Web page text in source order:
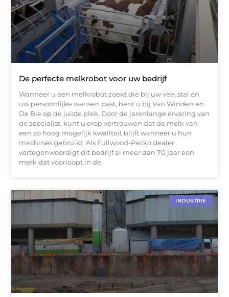
De perfecte melkrobot voor uw bedrijf
Wanneer u een melkrobot zoekt die bij uw vee, stal en
uw persoonlijke wensen past, bent u bij Van Winden en
De Bie op de juiste plek. Door de jarenlange ervaring van
de specialist, kunt u erop vertrouwen dat de melk van
een zo hoog mogelijk kwaliteit blijft wanneer u hun
machines gebruikt. Als Fullwood-Packo dealer
vertegenwoordigt dit bedrijf al meer dan 70 jaar een
merk dat voorloopt in de
INDUSTRIE